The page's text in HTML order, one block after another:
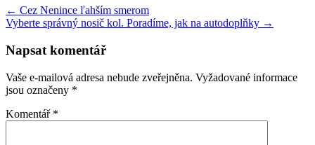
Navigace
pro
příspěvek
← Cez Nenince ľahším smerom
Vyberte správný nosič kol. Poradíme, jak na autodoplňky →
Napsat komentář
Vaše e-mailová adresa nebude zveřejněna. Vyžadované informace
jsou označeny *
Komentář *